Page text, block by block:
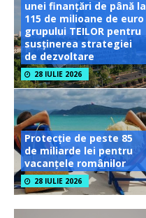
unei finanțări de până la
115 de milioane de euro
grupului TEILOR pentru
susținerea strategiei
de dezvoltare
28 IULIE 2026
Protecție de peste 85
de miliarde lei pentru
vacanțele românilor
28 IULIE 2026